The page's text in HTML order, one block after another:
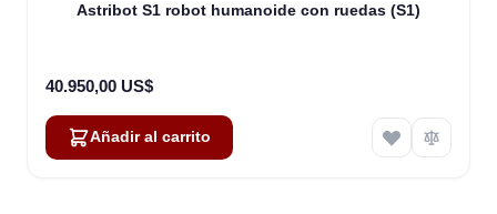
Astribot S1 robot humanoide con ruedas (S1)
40.950,00 US$
Añadir al carrito